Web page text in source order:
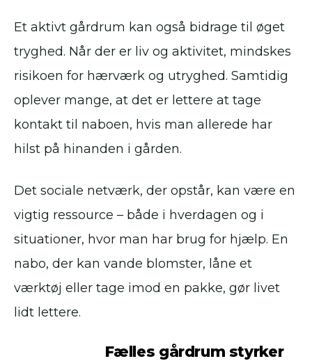
Et aktivt gårdrum kan også bidrage til øget
tryghed. Når der er liv og aktivitet, mindskes
risikoen for hærværk og utryghed. Samtidig
oplever mange, at det er lettere at tage
kontakt til naboen, hvis man allerede har
hilst på hinanden i gården.
Det sociale netværk, der opstår, kan være en
vigtig ressource – både i hverdagen og i
situationer, hvor man har brug for hjælp. En
nabo, der kan vande blomster, låne et
værktøj eller tage imod en pakke, gør livet
lidt lettere.
Fælles gårdrum styrker